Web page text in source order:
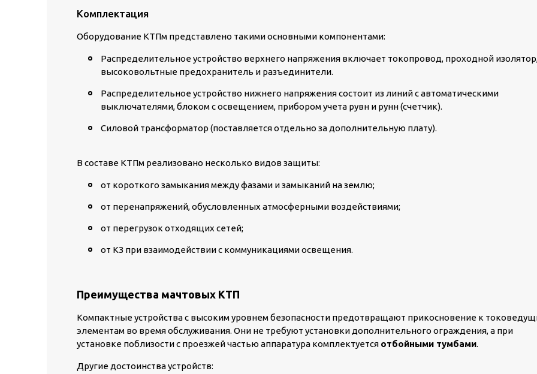
Комплектация
Оборудование КТПм представлено такими основными компонентами:
Распределительное устройство верхнего напряжения включает токопровод, проходной
высоковольтные предохранитель и разъединители.
Распределительное устройство нижнего напряжения состоит из линий с автоматическими
выключателями, блоком с освещением, прибором учета рувн и рунн (счетчик).
Силовой трансформатор (поставляется отдельно за дополнительную плату).
В составе КТПм реализовано несколько видов защиты:
от короткого замыкания между фазами и замыканий на землю;
от перенапряжений, обусловленных атмосферными воздействиями;
от перегрузок отходящих сетей;
от КЗ при взаимодействии с коммуникациями освещения.
Преимущества мачтовых КТП
Компактные устройства с высоким уровнем безопасности предотвращают прикосновение к
элементам во время обслуживания. Они не требуют установки дополнительного ограждения, а при
установке поблизости с проезжей частью аппаратура комплектуется отбойными тумбами.
Другие достоинства устройств: